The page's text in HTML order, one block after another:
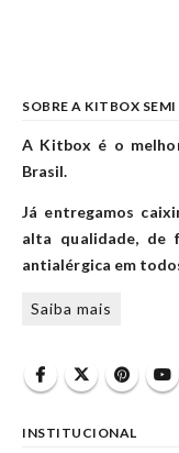
SOBRE A KITBOX
A Kitbox é o
Brasil.
Já entregamos
alta qualidade, de
antialérgica em
Saiba mais
INSTITUCIONAL